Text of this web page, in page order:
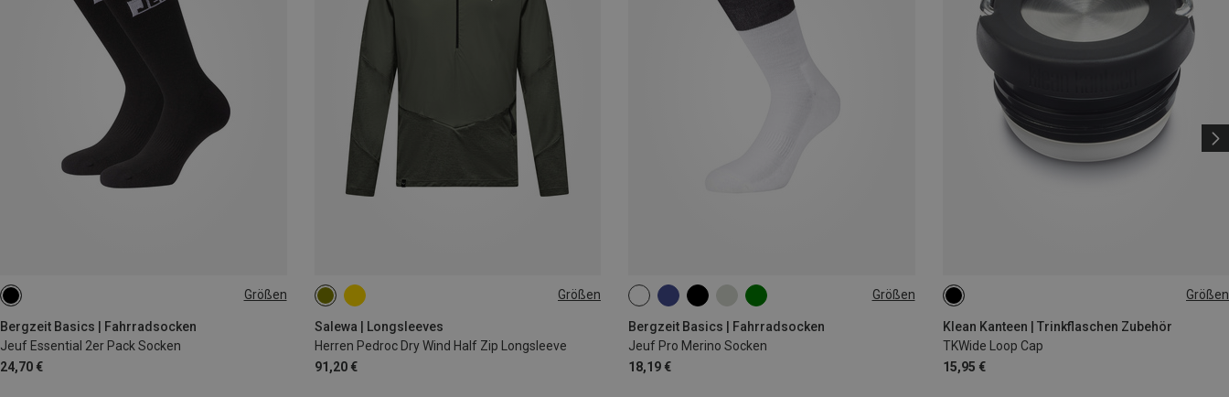
Größen
Bergzeit Basics | Fahrradsocken
Jeuf Essential 2er Pack Socken
24,70 €
35|36|37|38 Größen
Salewa | Longsleeves
Herren Pedroc Dry Wind Half Zip Longsleeve
91,20 €
S M Größen
Bergzeit Basics | Fahrradsocken
Jeuf Pro Merino Socken
18,19 €
35|36|37|38 39|40|41|42 Größen
Klean Kanteen | Trinkflaschen Zubehör
TKWide Loop Cap
15,95 €
ONE SIZE